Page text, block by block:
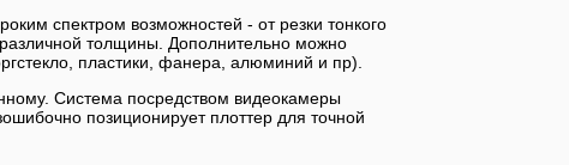
спектром возможностей - от резки тонкого
толщины. Дополнительно можно
пластики, фанера, алюминий и пр).
Система посредством видеокамеры
позиционирует плоттер для точной